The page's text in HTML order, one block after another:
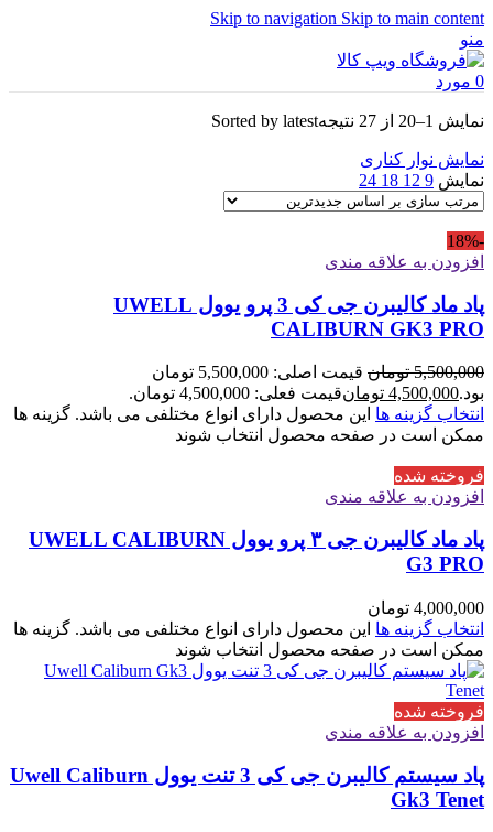
Skip to navigation Skip to main content
منو
0 مورد
نمایش 1–20 از 27 نتیجه Sorted by latest
نمایش نوار کناری
نمایش 9
12
18
24
-18%
افزودن به علاقه مندی
پاد ماد کالیبرن جی کی 3 پرو یوول UWELL
CALIBURN GK3 PRO
5,500,000 تومان
قیمت اصلی: 5,500,000 تومان
بود.4,500,000 تومانقیمت فعلی: 4,500,000 تومان.
انتخاب گزینه ها این محصول دارای انواع مختلفی می باشد. گزینه ها
ممکن است در صفحه محصول انتخاب شوند
فروخته شده
افزودن به علاقه مندی
پاد ماد کالیبرن جی ۳ پرو یوول UWELL CALIBURN
G3 PRO
4,000,000 تومان
انتخاب گزینه ها این محصول دارای انواع مختلفی می باشد. گزینه ها
ممکن است در صفحه محصول انتخاب شوند
فروخته شده
افزودن به علاقه مندی
پاد سیستم کالیبرن جی کی 3 تنت یوول Uwell Caliburn
Gk3 Tenet